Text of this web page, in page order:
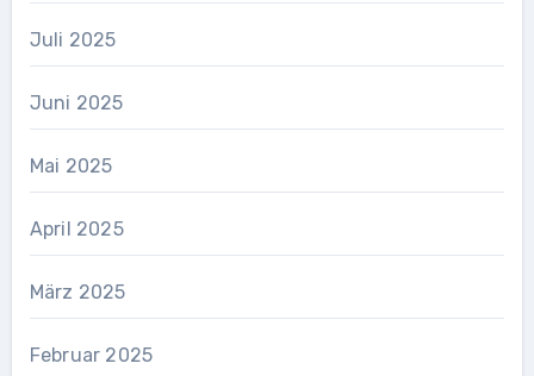
Juli 2025
Juni 2025
Mai 2025
April 2025
März 2025
Februar 2025